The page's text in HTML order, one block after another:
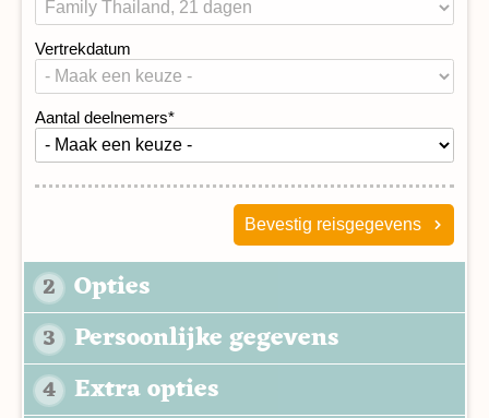
Vertrekdatum
Aantal deelnemers*
Bevestig reisgegevens
2 Opties
3 Persoonlijke gegevens
4 Extra opties